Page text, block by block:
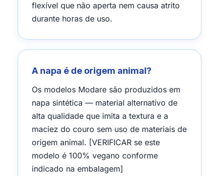
flexível que não aperta nem causa atrito
durante horas de uso.
A napa é de origem animal?
Os modelos Modare são produzidos em
napa sintética — material alternativo de
alta qualidade que imita a textura e a
maciez do couro sem uso de materiais de
origem animal. [VERIFICAR se este
modelo é 100% vegano conforme
indicado na embalagem]